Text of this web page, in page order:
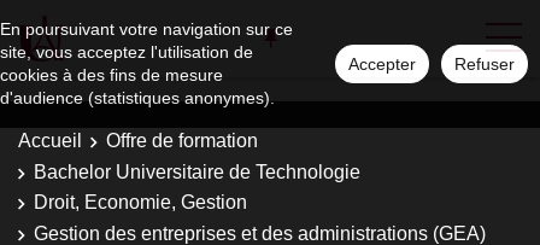
En poursuivant votre navigation sur ce
site, vous acceptez l'utilisation de
cookies à des fins de mesure
d'audience (statistiques anonymes).
Accepter Refuser
Accueil
Offre de formation
Bachelor Universitaire de Technologie
Droit, Economie, Gestion
Gestion des entreprises et des administrations (GEA)